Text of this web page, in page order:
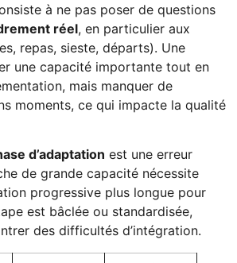
à ne pas poser de questions
réel, en particulier aux
repas, sieste, départs). Une
une capacité importante tout en
mais manquer de
moments, ce qui impacte la qualité
d’adaptation est une erreur
de grande capacité nécessite
progressive plus longue pour
est bâclée ou standardisée,
des difficultés d’intégration.